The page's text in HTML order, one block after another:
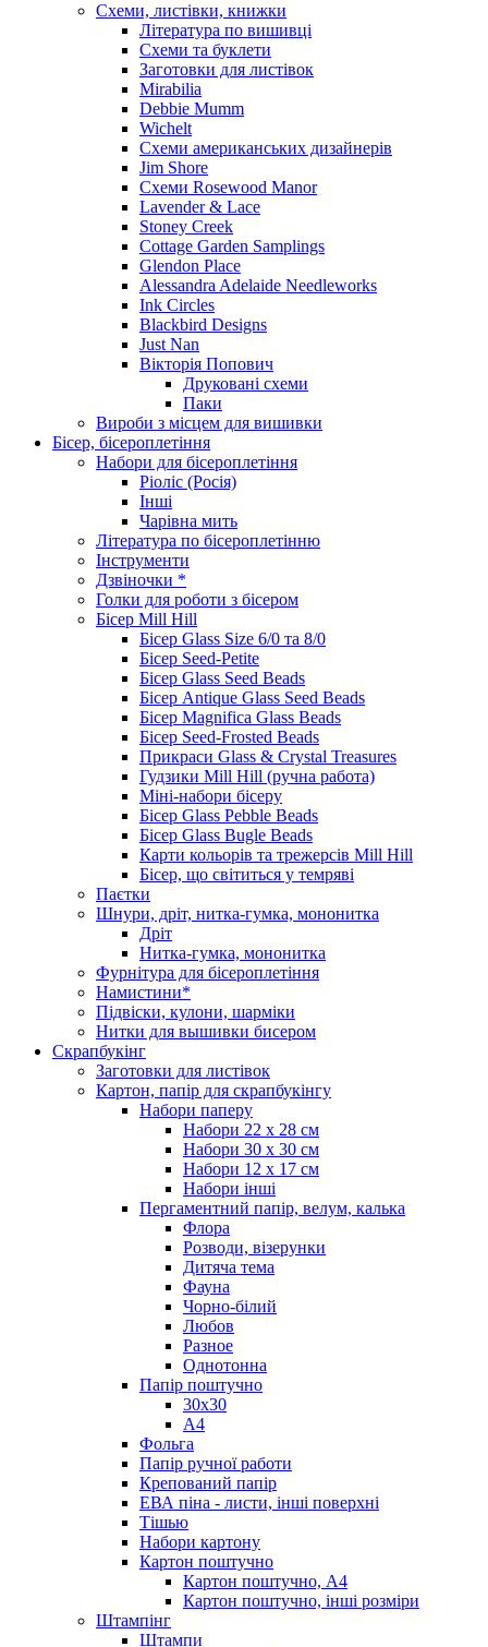
Схеми, листівки, книжки
Література по вишивці
Схеми та буклети
Заготовки для листівок
Mirabilia
Debbie Mumm
Wichelt
Схеми американських дизайнерів
Jim Shore
Cхеми Rosewood Manor
Lavender & Lace
Stoney Creek
Cottage Garden Samplings
Glendon Place
Alessandra Adelaide Needleworks
Ink Circles
Blackbird Designs
Just Nan
Вікторія Попович
Друковані схеми
Паки
Вироби з місцем для вишивки
Бісер, бісероплетіння
Набори для бісероплетіння
Ріоліс (Росія)
Інші
Чарівна мить
Література по бісероплетінню
Інструменти
Дзвіночки *
Голки для роботи з бісером
Бісер Mill Hill
Бісер Glass Size 6/0 та 8/0
Бісер Seed-Petite
Бісер Glass Seed Beads
Бісер Antique Glass Seed Beads
Бісер Magnifica Glass Beads
Бісер Seed-Frosted Beads
Прикраси Glass & Crystal Treasures
Гудзики Mill Hill (ручна работа)
Міні-набори бісеру
Бісер Glass Pebble Beads
Бісер Glass Bugle Beads
Карти кольорів та трежерсів Mill Hill
Бісер, що світиться у темряві
Паєтки
Шнури, дріт, нитка-гумка, мононитка
Дріт
Нитка-гумка, мононитка
Фурнітура для бісероплетіння
Намистини*
Підвіски, кулони, шарміки
Нитки для вышивки бисером
Скрапбукінг
Заготовки для листівок
Картон, папір для скрапбукінгу
Набори паперу
Набори 22 х 28 см
Набори 30 х 30 см
Набори 12 х 17 см
Набори інші
Пергаментний папір, велум, калька
Флора
Розводи, візерунки
Дитяча тема
Фауна
Чорно-білий
Любов
Разное
Однотонна
Папір поштучно
30х30
А4
Фольга
Папір ручної работи
Крепований папір
ЕВА піна - листи, інші поверхні
Тішью
Набори картону
Картон поштучно
Картон поштучно, А4
Картон поштучно, інші розміри
Штампінг
Штампи